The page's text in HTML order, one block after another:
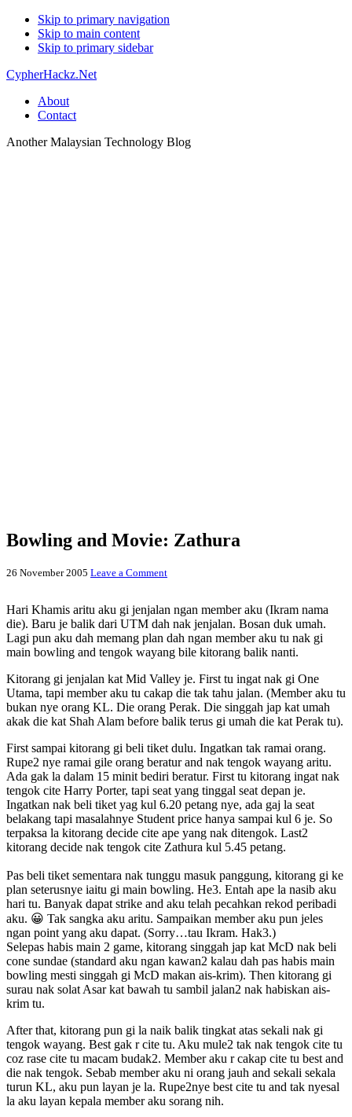
Skip to primary navigation
Skip to main content
Skip to primary sidebar
CypherHackz.Net
About
Contact
Another Malaysian Technology Blog
Bowling and Movie: Zathura
26 November 2005 Leave a Comment
Hari Khamis aritu aku gi jenjalan ngan member aku (Ikram nama
die). Baru je balik dari UTM dah nak jenjalan. Bosan duk umah.
Lagi pun aku dah memang plan dah ngan member aku tu nak gi
main bowling and tengok wayang bile kitorang balik nanti.
Kitorang gi jenjalan kat Mid Valley je. First tu ingat nak gi One
Utama, tapi member aku tu cakap die tak tahu jalan. (Member aku tu
bukan nye orang KL. Die orang Perak. Die singgah jap kat umah
akak die kat Shah Alam before balik terus gi umah die kat Perak tu).
First sampai kitorang gi beli tiket dulu. Ingatkan tak ramai orang.
Rupe2 nye ramai gile orang beratur and nak tengok wayang aritu.
Ada gak la dalam 15 minit bediri beratur. First tu kitorang ingat nak
tengok cite Harry Porter, tapi seat yang tinggal seat depan je.
Ingatkan nak beli tiket yag kul 6.20 petang nye, ada gaj la seat
belakang tapi masalahnye Student price hanya sampai kul 6 je. So
terpaksa la kitorang decide cite ape yang nak ditengok. Last2
kitorang decide nak tengok cite Zathura kul 5.45 petang.
Pas beli tiket sementara nak tunggu masuk panggung, kitorang gi ke
plan seterusnye iaitu gi main bowling. He3. Entah ape la nasib aku
hari tu. Banyak dapat strike and aku telah pecahkan rekod peribadi
aku. 😀 Tak sangka aku aritu. Sampaikan member aku pun jeles
ngan point yang aku dapat. (Sorry…tau Ikram. Hak3.)
Selepas habis main 2 game, kitorang singgah jap kat McD nak beli
cone sundae (standard aku ngan kawan2 kalau dah pas habis main
bowling mesti singgah gi McD makan ais-krim). Then kitorang gi
surau nak solat Asar kat bawah tu sambil jalan2 nak habiskan ais-
krim tu.
After that, kitorang pun gi la naik balik tingkat atas sekali nak gi
tengok wayang. Best gak r cite tu. Aku mule2 tak nak tengok cite tu
coz rase cite tu macam budak2. Member aku r cakap cite tu best and
die nak tengok. Sebab member aku ni orang jauh and sekali sekala
turun KL, aku pun layan je la. Rupe2nye best cite tu and tak nyesal
la aku layan kepala member aku sorang nih.